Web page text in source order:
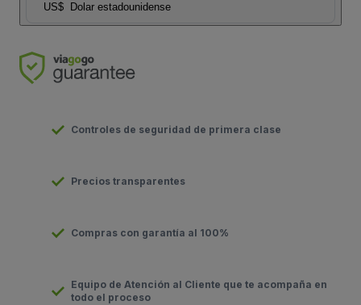
US$ Dolar estadounidense
Controles de seguridad de primera clase
Precios transparentes
Compras con garantía al 100%
Equipo de Atención al Cliente que te acompaña en
todo el proceso